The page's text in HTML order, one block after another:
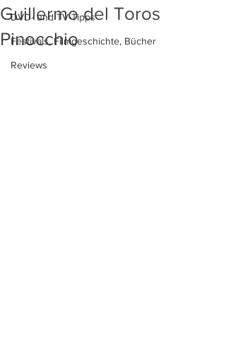
DVD- und TV-Tipps
Festivals, Filmgeschichte, Bücher
Reviews
Guillermo del Toros
Pinocchio